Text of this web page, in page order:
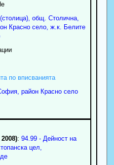
, общ. Столична,
Красно село, ж.к. Белите
по вписванията
район Красно село
: 94.99 - Дейност на
цел,